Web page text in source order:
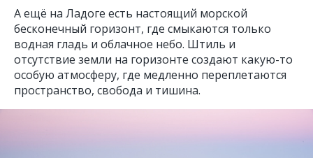
А ещё на Ладоге есть настоящий морской
бесконечный горизонт, где смыкаются только
водная гладь и облачное небо. Штиль и
отсутствие земли на горизонте создают какую-то
особую атмосферу, где медленно переплетаются
пространство, свобода и тишина.